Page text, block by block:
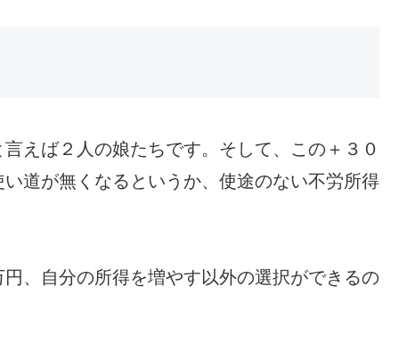
えば２人の娘たちです。そして、この＋３０
道が無くなるというか、使途のない不労所得
、自分の所得を増やす以外の選択ができるの